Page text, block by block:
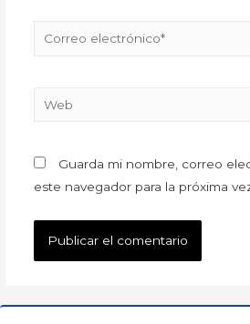
Guarda mi nombre, correo
este navegador para la próxima